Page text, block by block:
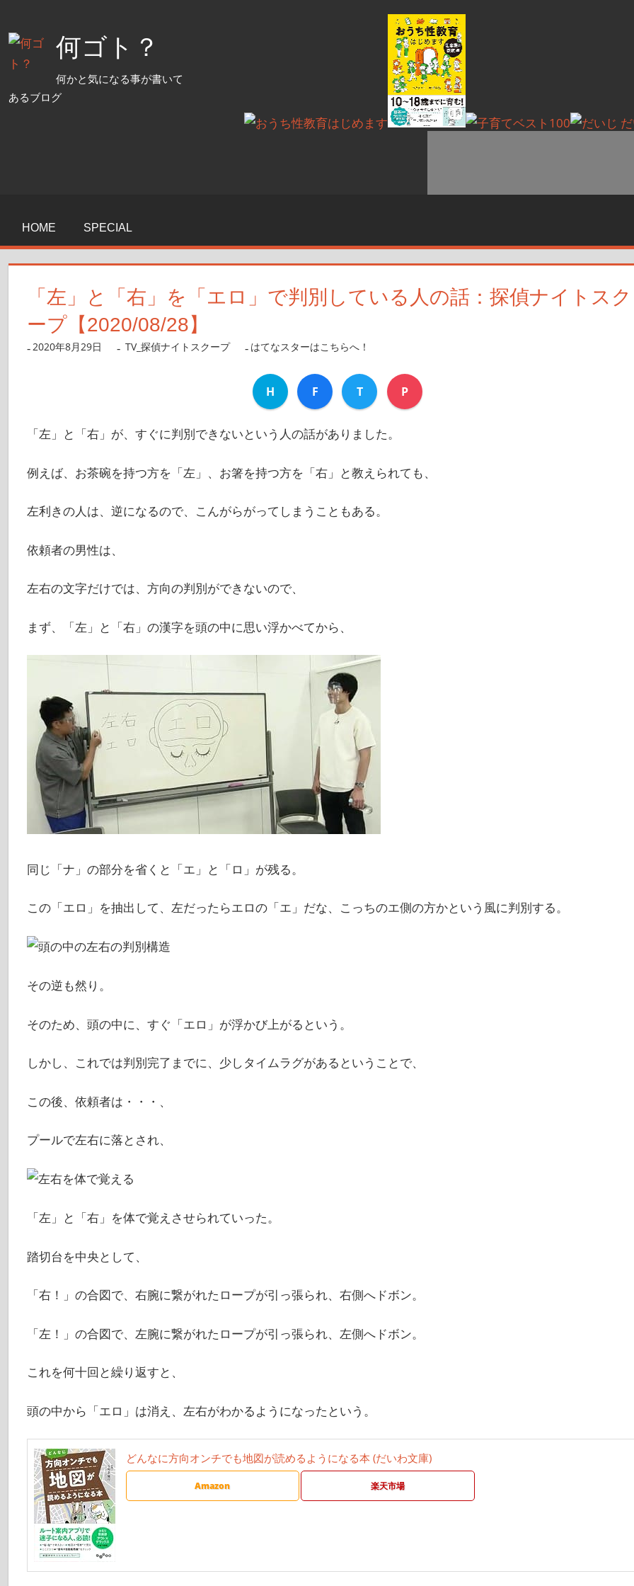
ン
ツ
何ゴト？
何かと気になる事が書いて
あるブログ
HOME SPECIAL
「左」と「右」を「エロ」で判別している人の話：探偵ナイトスク
ープ【2020/08/28】
2020年8月29日 nanigoto
TV_探偵ナイトスクープ はてなスターはこちらへ！
H F T P
「左」と「右」が、すぐに判別できないという人の話がありました。
例えば、お茶碗を持つ方を「左」、お箸を持つ方を「右」と教えられても、
左利きの人は、逆になるので、こんがらがってしまうこともある。
依頼者の男性は、
左右の文字だけでは、方向の判別ができないので、
まず、「左」と「右」の漢字を頭の中に思い浮かべてから、
同じ「ナ」の部分を省くと「エ」と「ロ」が残る。
この「エロ」を抽出して、左だったらエロの「エ」だな、こっちのエ側の方かという風に判別する。
その逆も然り。
そのため、頭の中に、すぐ「エロ」が浮かび上がるという。
しかし、これでは判別完了までに、少しタイムラグがあるということで、
この後、依頼者は・・・、
プールで左右に落とされ、
「左」と「右」を体で覚えさせられていった。
踏切台を中央として、
「右！」の合図で、右腕に繋がれたロープが引っ張られ、右側へドボン。
「左！」の合図で、左腕に繋がれたロープが引っ張られ、左側へドボン。
これを何十回と繰り返すと、
頭の中から「エロ」は消え、左右がわかるようになったという。
どんなに方向オンチでも地図が読めるようになる本 (だいわ文庫)
Amazon 楽天市場